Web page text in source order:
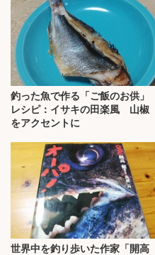
釣った魚で作る「ご飯のお供」
レシピ：イサキの田楽風 山椒
をアクセントに
世界中を釣り歩いた作家「開高